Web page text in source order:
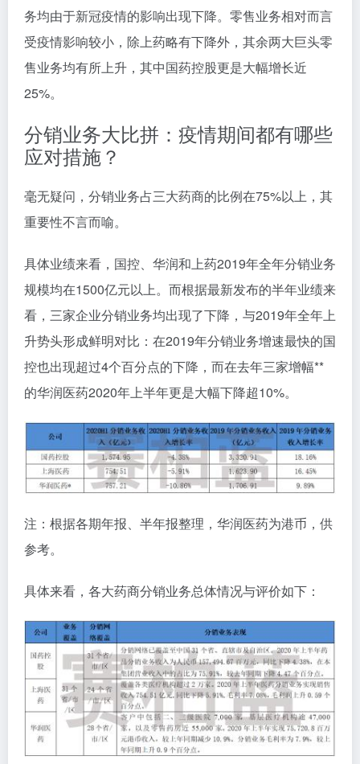
务均由于新冠疫情的影响出现下降。零售业务相对而言
受疫情影响较小，除上药略有下降外，其余两大巨头零
售业务均有所上升，其中国药控股更是大幅增长近
25%。
分销业务大比拼：疫情期间都有哪些
应对措施？
毫无疑问，分销业务占三大药商的比例在75%以上，其
重要性不言而喻。
具体业绩来看，国控、华润和上药2019年全年分销业务
规模均在1500亿元以上。而根据最新发布的半年业绩来
看，三家企业分销业务均出现了下降，与2019年全年上
升势头形成鲜明对比：在2019年分销业务增速最快的国
控也出现超过4个百分点的下降，而在去年三家增幅**
的华润医药2020年上半年更是大幅下降超10%。
注：根据各期年报、半年报整理，华润医药为港币，供
参考。
具体来看，各大药商分销业务总体情况与评价如下：